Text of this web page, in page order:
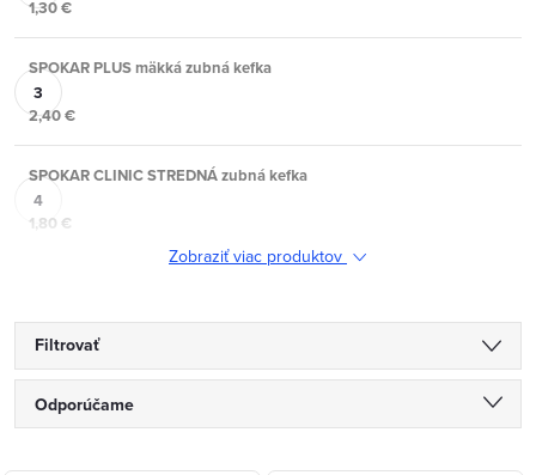
1,30 €
SPOKAR PLUS mäkká zubná kefka
2,40 €
SPOKAR CLINIC STREDNÁ zubná kefka
1,80 €
Zobraziť viac produktov
Filtrovať
R
a
Odporúčame